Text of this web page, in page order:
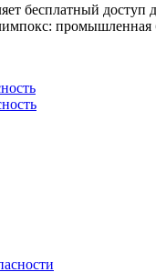
бесплатный
промышленная